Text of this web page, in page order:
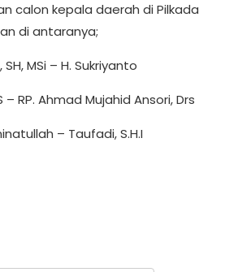
calon kepala daerah di Pilkada
di antaranya;
MSi – H. Sukriyanto
– RP. Ahmad Mujahid Ansori, Drs
– Taufadi, S.H.I